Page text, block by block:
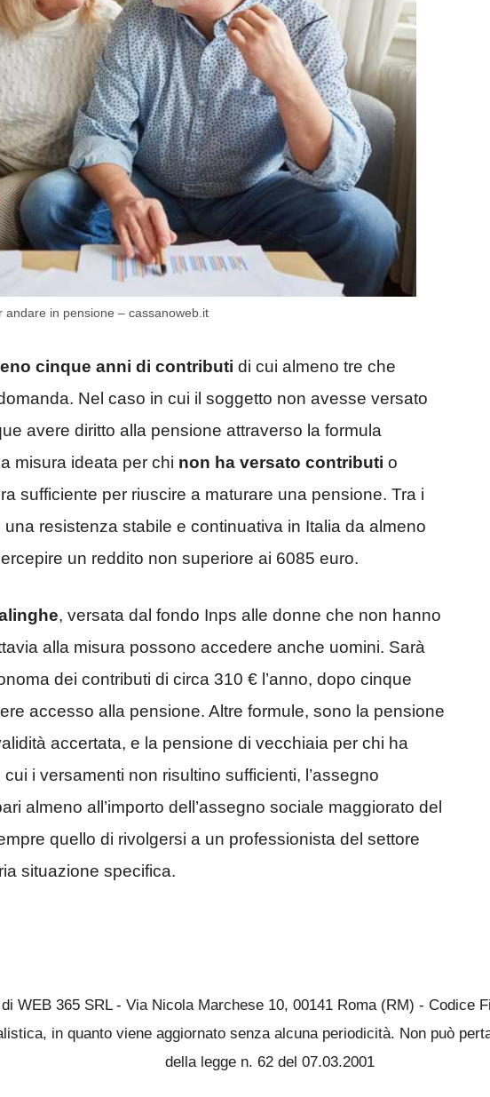
in pensione – cassanoweb.it
cinque anni di contributi di cui almeno tre che
Nel caso in cui il soggetto non avesse versato
avere diritto alla pensione attraverso la formula
misura ideata per chi non ha versato contributi o
sufficiente per riuscire a maturare una pensione. Tra i
una resistenza stabile e continuativa in Italia da almeno
un reddito non superiore ai 6085 euro.
, versata dal fondo Inps alle donne che non hanno
alla misura possono accedere anche uomini. Sarà
dei contributi di circa 310 € l’anno, dopo cinque
accesso alla pensione. Altre formule, sono la pensione
accertata, e la pensione di vecchiaia per chi ha
i versamenti non risultino sufficienti, l’assegno
almeno all’importo dell’assegno sociale maggiorato del
quello di rivolgersi a un professionista del settore
situazione specifica.
WEB 365 SRL - Via Nicola Marchese 10, 00141 Roma (RM) - Codice
in quanto viene aggiornato senza alcuna periodicità. Non può
della legge n. 62 del 07.03.2001